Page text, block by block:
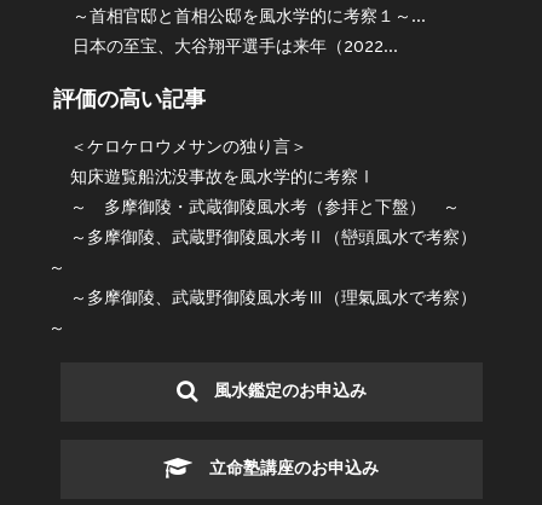
～首相官邸と首相公邸を風水学的に考察１～...
日本の至宝、大谷翔平選手は来年（2022...
評価の高い記事
＜ケロケロウメサンの独り言＞
知床遊覧船沈没事故を風水学的に考察Ⅰ
～ 多摩御陵・武蔵御陵風水考（参拝と下盤） ～
～多摩御陵、武蔵野御陵風水考Ⅱ（巒頭風水で考察）
～
～多摩御陵、武蔵野御陵風水考Ⅲ（理氣風水で考察）
～
風水鑑定のお申込み
立命塾講座のお申込み